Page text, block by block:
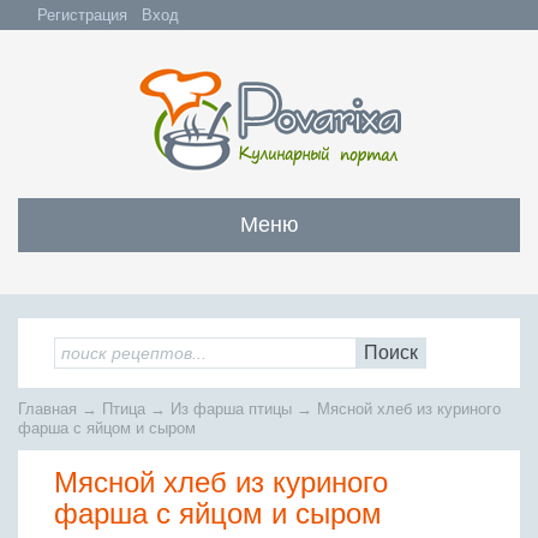
Регистрация Вход
Меню
Закуски
Все закуски
Бутерброды и сэндвичи
С мясом и субпродуктами
С рыбой и морепродуктами
Овощные и грибные
Заливные блюда
Салаты
Все салаты
Салаты с мясом
Овощные салаты
Супы
Все супы
Бульоны
Заправочные супы
Мясо
Всё мясо
Жареное мясо
Рыба
Поиск
Главная → Птица → Из фарша птицы → Мясной хлеб из куриного
фарша с яйцом и сыром
Мясной хлеб из куриного
фарша с яйцом и сыром